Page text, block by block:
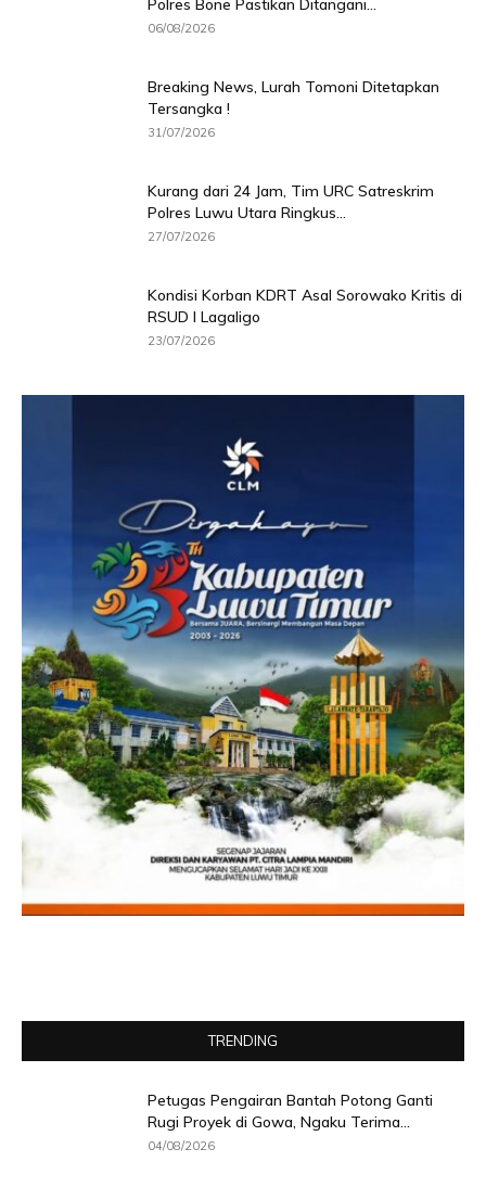
Polres Bone Pastikan Ditangani...
06/08/2026
Breaking News, Lurah Tomoni Ditetapkan
Tersangka !
31/07/2026
Kurang dari 24 Jam, Tim URC Satreskrim
Polres Luwu Utara Ringkus...
27/07/2026
Kondisi Korban KDRT Asal Sorowako Kritis di
RSUD I Lagaligo
23/07/2026
TRENDING
Petugas Pengairan Bantah Potong Ganti
Rugi Proyek di Gowa, Ngaku Terima...
04/08/2026